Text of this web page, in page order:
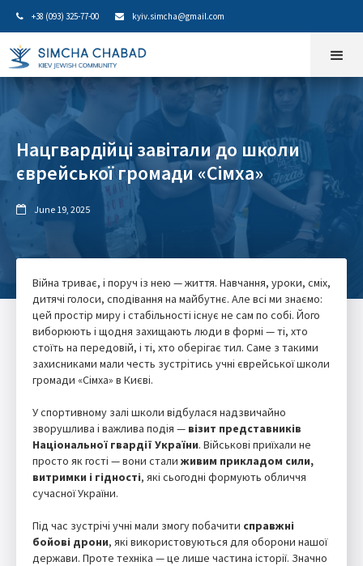
 +38 (093) 325-77-00  kyiv.simcha@gmail.com
Нацгвардійці завітали до школи
єврейської громади «Сімха»
 June 19, 2025
Війна триває, і поруч із нею — життя. Навчання, уроки, сміх,
дитячі голоси, сподівання на майбутнє. Але всі ми знаємо:
цей простір миру і стабільності існує не сам по собі. Його
виборюють і щодня захищають люди в формі — ті, хто
стоїть на передовій, і ті, хто оберігає тил. Саме з такими
захисниками мали честь зустрітись учні єврейської школи
громади «Сімха» в Києві.
У спортивному залі школи відбулася надзвичайно
зворушлива і важлива подія — візит представників
Національної гвардії України. Військові приїхали не
просто як гості — вони стали живим прикладом сили,
витримки і гідності, які сьогодні формують обличчя
сучасної України.
Під час зустрічі учні мали змогу побачити справжні
бойові дрони, які використовуються для оборони нашої
держави. Проте техніка — це лише частина історії. Значно